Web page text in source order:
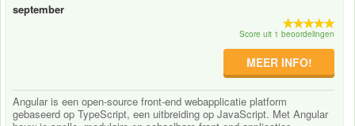
september
Score uit 1 beoordelingen
MEER INFO!
Angular is een open-source front-end webapplicatie platform
gebaseerd op TypeScript, een uitbreiding op JavaScript. Met Angular